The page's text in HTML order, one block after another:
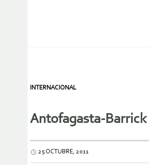
INTERNACIONAL
Antofagasta-
25 OCTUBRE, 2011